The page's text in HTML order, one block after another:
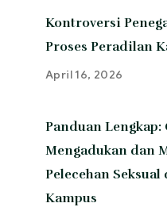
Kontroversi
Proses Peradilan
April 16, 2026
Panduan Lengkap:
Mengadukan dan
Pelecehan
Kampus